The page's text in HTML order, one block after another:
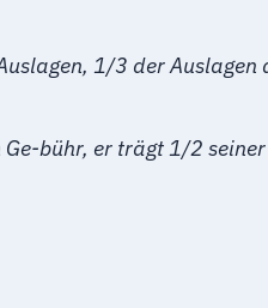
1/3 der Auslagen
bühr, er trägt 1/2